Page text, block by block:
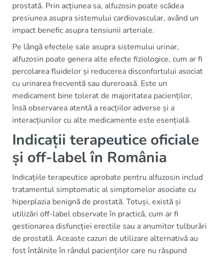
prostată. Prin acțiunea sa, alfuzosin poate scădea
presiunea asupra sistemului cardiovascular, având un
impact benefic asupra tensiunii arteriale.
Pe lângă efectele sale asupra sistemului urinar,
alfuzosin poate genera alte efecte fiziologice, cum ar fi
percolarea fluidelor și reducerea disconfortului asociat
cu urinarea frecventă sau dureroasă. Este un
medicament bine tolerat de majoritatea pacienților,
însă observarea atentă a reacțiilor adverse și a
interacțiunilor cu alte medicamente este esențială.
Indicații terapeutice oficiale
și off-label în România
Indicațiile terapeutice aprobate pentru alfuzosin includ
tratamentul simptomatic al simptomelor asociate cu
hiperplazia benignă de prostată. Totuși, există și
utilizări off-label observate în practică, cum ar fi
gestionarea disfuncției erectile sau a anumitor tulburări
de prostată. Aceaste cazuri de utilizare alternativă au
fost întâlnite în rândul pacienților care nu răspund